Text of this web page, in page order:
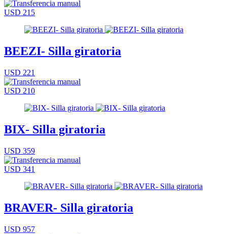
USD 215
BEEZI- Silla giratoria
USD 221
USD 210
BIX- Silla giratoria
USD 359
USD 341
BRAVER- Silla giratoria
USD 957